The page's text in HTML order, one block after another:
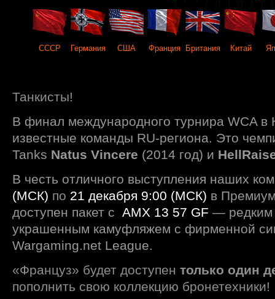
СССР Германия США Франция Британия Китай
Танкисты!
В финал международного турнира WCA в
известные команды RU-региона. Это
Tanks Natus Vincere (2014 год) и
В честь отличного выступления наших
(МСК) по 21 декабря 9:00 (МСК) в
доступен пакет с AMX 13 57 GF — редким
украшенным камуфляжем с фирменной
Wargaming.net League.
«Француз» будет доступен только один
пополнить свою коллекцию бронетехники!